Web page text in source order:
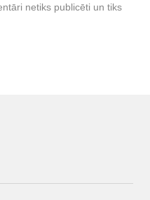
netiks publicēti un tiks